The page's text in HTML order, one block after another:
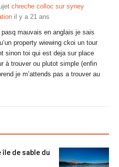
chreche colloc sur syney
il y a 21 ans
mauvais en anglais je sais
property wiewing ckoi un tour
sinon toi qui est deja sur place
à trouver ou plutot simple (enfin
je m’attends pas a trouver au
île de sable du